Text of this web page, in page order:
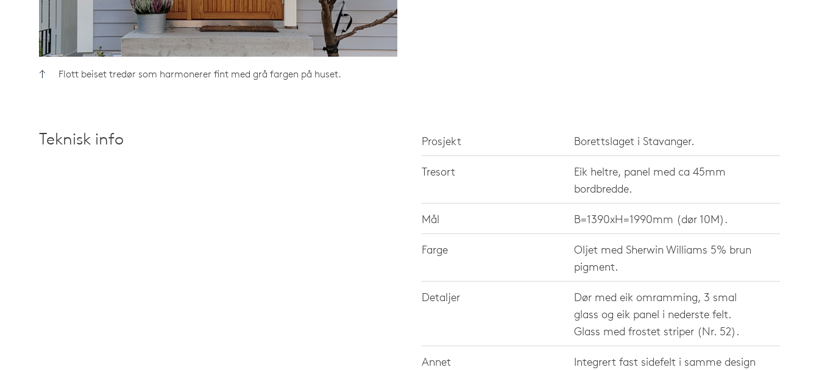
Flott beiset tredør som harmonerer fint med grå fargen på huset.
Teknisk info Prosjekt Borettslaget i Stavanger.
Tresort
Eik heltre, panel med ca 45mm
bordbredde.
Mål B=1390xH=1990mm (dør 10M).
Farge
Oljet med Sherwin Williams 5% brun
pigment.
Detaljer
Dør med eik omramming, 3 smal
glass og eik panel i nederste felt.
Glass med frostet striper (Nr. 52).
Annet
Integrert fast sidefelt i samme design